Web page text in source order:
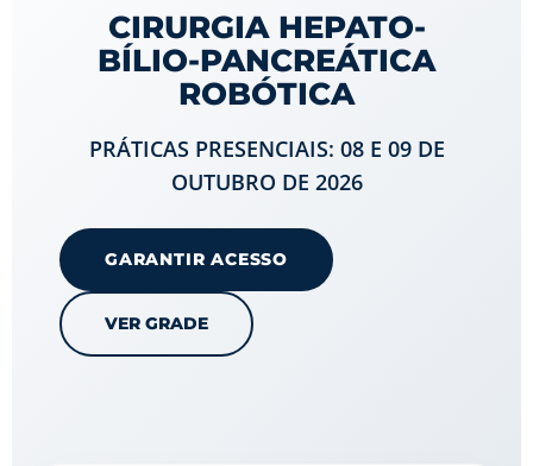
CIRURGIA HEPATO-
BÍLIO-PANCREÁTICA
ROBÓTICA
PRÁTICAS PRESENCIAIS: 08 E 09 DE
OUTUBRO DE 2026
GARANTIR ACESSO
VER GRADE